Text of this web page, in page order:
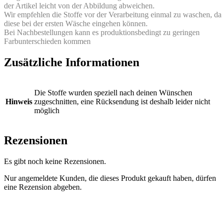
der Artikel leicht von der Abbildung abweichen.
Wir empfehlen die Stoffe vor der Verarbeitung einmal zu waschen, da
diese bei der ersten Wäsche eingehen können.
Bei Nachbestellungen kann es produktionsbedingt zu geringen
Farbunterschieden kommen
Zusätzliche Informationen
Hinweis
Die Stoffe wurden speziell nach deinen Wünschen
zugeschnitten, eine Rücksendung ist deshalb leider nicht
möglich
Rezensionen
Es gibt noch keine Rezensionen.
Nur angemeldete Kunden, die dieses Produkt gekauft haben, dürfen
eine Rezension abgeben.